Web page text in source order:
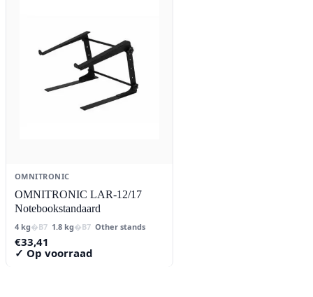
OMNITRONIC
OMNITRONIC LAR-12/17
Notebookstandaard
4 kg 1.8 kg Other stands
€33,41
✓ Op voorraad